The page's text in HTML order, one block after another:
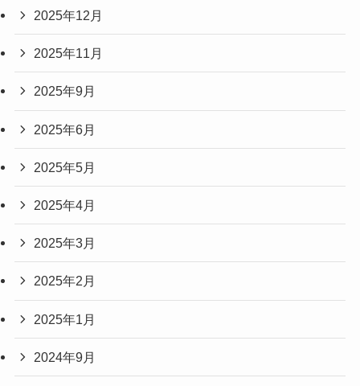
2025年12月
2025年11月
2025年9月
2025年6月
2025年5月
2025年4月
2025年3月
2025年2月
2025年1月
2024年9月